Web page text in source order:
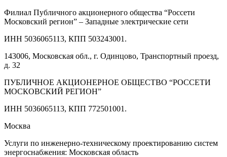
Филиал Публичного акционерного общества “Россети
Московский регион” – Западные электрические сети
ИНН 5036065113, КПП 503243001.
143006, Московская обл., г. Одинцово, Транспортный проезд,
д. 32
ПУБЛИЧНОЕ АКЦИОНЕРНОЕ ОБЩЕСТВО “РОССЕТИ
МОСКОВСКИЙ РЕГИОН”
ИНН 5036065113, КПП 772501001.
Москва
Услуги по инженерно-техническому проектированию систем
энергоснабжения: Московская область